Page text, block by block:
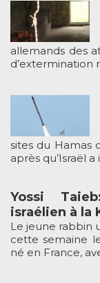
allemands des
d’extermination
sites du Hamas
après qu’Israël a
Yossi
israélien à la
Le jeune rabbin
cette semaine
né en France,